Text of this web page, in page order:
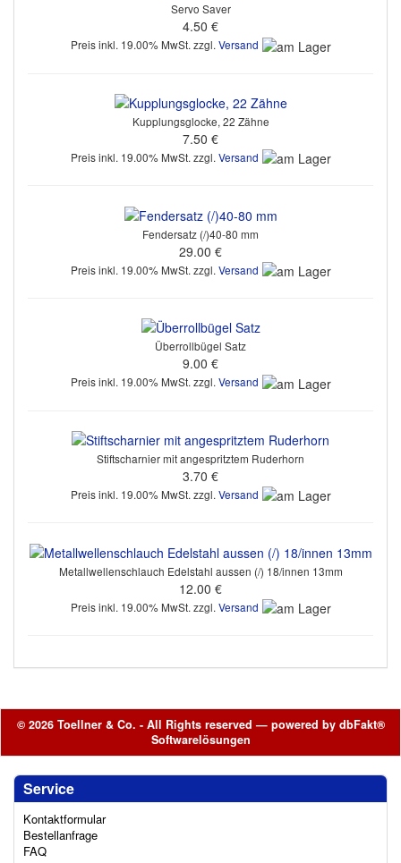
Servo Saver
4.50 €
Preis inkl. 19.00% MwSt. zzgl.Versand
Kupplungsglocke, 22 Zähne
7.50 €
Preis inkl. 19.00% MwSt. zzgl. Versand
Fendersatz (/)40-80 mm
29.00 €
Preis inkl. 19.00% MwSt. zzgl. Versand
Überrollbügel Satz
9.00 €
Preis inkl. 19.00% MwSt. zzgl.Versand
Stiftscharnier mit angespritztem Ruderhorn
3.70 €
Preis inkl. 19.00% MwSt. zzgl. Versand
Metallwellenschlauch Edelstahl aussen (/) 18/innen 13mm
12.00 €
Preis inkl. 19.00% MwSt. zzgl. Versand
© 2026 Toellner & Co. - All Rights reserved — powered by dbFakt®
Softwarelösungen
Service
Kontaktformular
Bestellanfrage
FAQ